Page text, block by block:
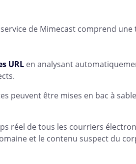
de Mimecast comprend
URLen analysant
peuvent être mises en bac à
réel de tous les courriers
et le contenu suspect du